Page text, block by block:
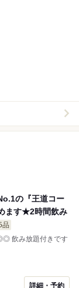
の『王道コー
ます★2時間飲み
品
す
詳細・予約